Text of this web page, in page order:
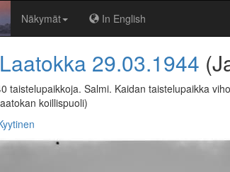
Näkymät In English
Laatokka 29.03.1944
taistelupaikkoja. Salmi. Kaidan taistelupaikka
koillispuoli)